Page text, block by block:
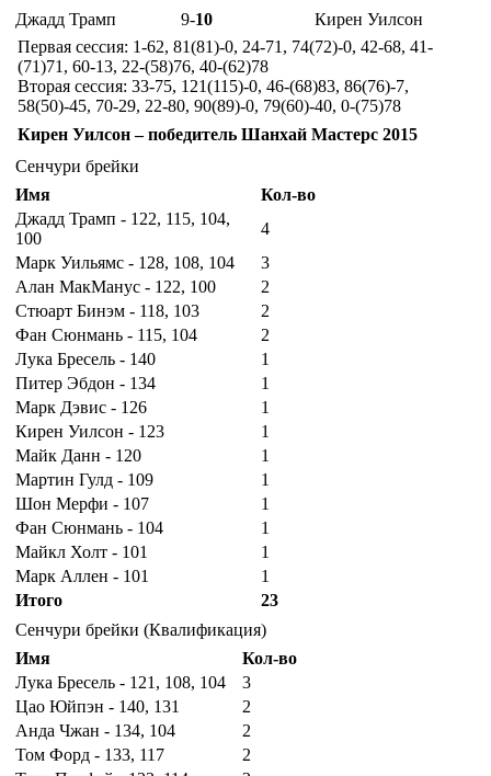
Джадд Трамп 9-10
Кирен Уилсон
Первая сессия: 1-62, 81(81)-0, 24-71, 74(72)-0, 42-68, 41-
(71)71, 60-13, 22-(58)76, 40-(62)78
Вторая сессия: 33-75, 121(115)-0, 46-(68)83, 86(76)-7,
58(50)-45, 70-29, 22-80, 90(89)-0, 79(60)-40, 0-(75)78
Кирен Уилсон – победитель Шанхай Мастерс 2015
Сенчури брейки
Имя
Кол-во
Джадд Трамп - 122, 115, 104,
100
4
Марк Уильямс - 128, 108, 104
3
Алан МакМанус - 122, 100
2
Стюарт Бинэм - 118, 103
2
Фан Сюнмань - 115, 104
2
Лука Бресель - 140
1
Питер Эбдон - 134
1
Марк Дэвис - 126
1
Кирен Уилсон - 123
1
Майк Данн - 120
1
Мартин Гулд - 109
1
Шон Мерфи - 107
1
Фан Сюнмань - 104
1
Майкл Холт - 101
1
Марк Аллен - 101
1
Итого
23
Сенчури брейки (Квалификация)
Имя
Кол-во
Лука Бресель - 121, 108, 104
3
Цао Юйпэн - 140, 131
2
Анда Чжан - 134, 104
2
Том Форд - 133, 117
2